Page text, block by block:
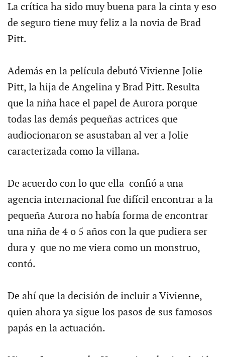
La crítica ha sido muy buena para la cinta y eso
de seguro tiene muy feliz a la novia de Brad
Pitt.
Además en la película debutó Vivienne Jolie
Pitt, la hija de Angelina y Brad Pitt. Resulta
que la niña hace el papel de Aurora porque
todas las demás pequeñas actrices que
audiocionaron se asustaban al ver a Jolie
caracterizada como la villana.
De acuerdo con lo que ella confió a una
agencia internacional fue difícil encontrar a la
pequeña Aurora no había forma de encontrar
una niña de 4 o 5 años con la que pudiera ser
dura y que no me viera como un monstruo,
contó.
De ahí que la decisión de incluir a Vivienne,
quien ahora ya sigue los pasos de sus famosos
papás en la actuación.